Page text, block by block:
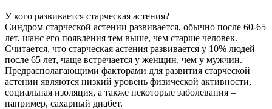
У кого развивается старческая астения?
Синдром старческой астении развивается, обычно после 60-65
лет, шанс его появления тем выше, чем старше человек.
Считается, что старческая астения развивается у 10% людей
после 65 лет, чаще встречается у женщин, чем у мужчин.
Предрасполагающими факторами для развития старческой
астении являются низкий уровень физической активности,
социальная изоляция, а также некоторые заболевания –
например, сахарный диабет.